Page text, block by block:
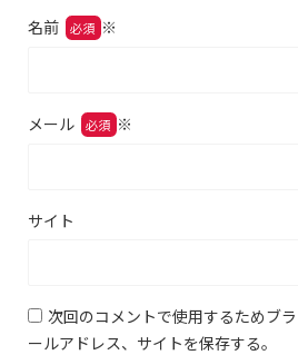
名前 ※
メール ※
サイト
次回のコメントで使用するためブ
ールアドレス、サイトを保存する。